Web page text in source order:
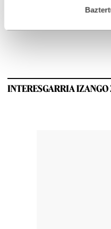
esplizitua ematen diguzu.
INTERESGARRIA